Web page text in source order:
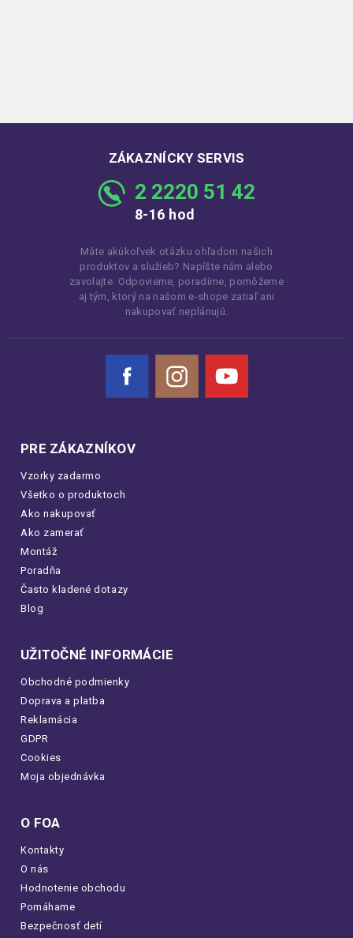
ZÁKAZNÍCKY SERVIS
2 2220 51 42
8-16 hod
Máte akúkoľvek otázku ohľadom našich
produktov a služieb? Napíšte nám alebo
zavolajte. Odpovieme, poradíme, pomôžeme
aj tým, ktorý na našom e-shope zatiaľ ani
nakupovať neplánujú.
Facebook Instagram YouTube
PRE ZÁKAZNÍKOV
Vzorky zadarmo
Všetko o produktoch
Ako nakupovať
Ako zamerať
Montáž
Poradňa
Často kladené dotazy
Blog
UŽITOČNÉ INFORMÁCIE
Obchodné podmienky
Doprava a platba
Reklamácia
GDPR
Cookies
Moja objednávka
O FOA
Kontakty
O nás
Hodnotenie obchodu
Pomáhame
Bezpečnosť detí